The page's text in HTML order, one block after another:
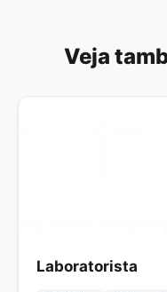
Veja
Laboratorista